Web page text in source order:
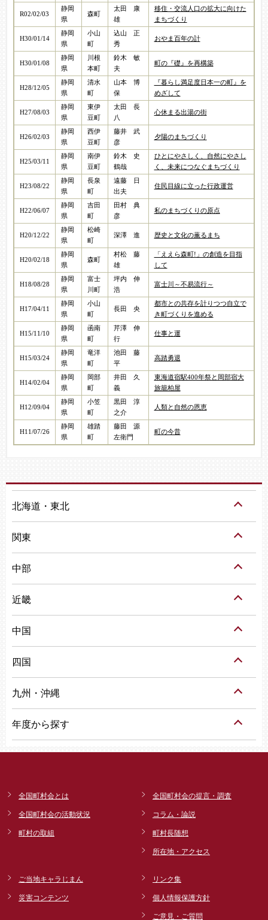
R02/02/03
静岡
県
森町
太田 康
雄​
移住・交流人口の拡大に向けた
まちづくり​
H30/01/14
静岡
県
小山
町
込山 正
秀
おやま百年の計
H30/01/08
静岡
県
川根
本町
鈴木 敏
夫
町の『礎』を再構築
H28/12/05
静岡
県
清水
町
山本 博
保
『暮らし満足度日本一の町』を
めざして
H27/08/03
静岡
県
東伊
豆町
太田 長
八
心休まる出湯の街
H26/02/03
静岡
県
西伊
豆町
藤井 武
彦
夕陽のまちづくり
H25/03/11
静岡
県
南伊
豆町
鈴木 史
鶴哉
ひとにやさしく、自然にやさし
く、未来につなぐまちづくり
H23/08/22
静岡
県
長泉
町
遠藤 日
出夫
住民目線に立った行政運営
H22/06/07
静岡
県
吉田
町
田村 典
彦
私のまちづくりの原点
H20/12/22
静岡
県
松崎
町
深澤 進 歴史と文化の薫るまち
H20/02/18
静岡
県
森町
村松 藤
雄
「ええら森町!」の創造を目指
して
H18/08/28
静岡
県
富士
川町
坪内 伸
浩
富士川～不易流行～
H17/04/11
静岡
県
小山
町
長田 央
都市との共存を計りつつ自立で
き町づくりを進める
H15/11/10
静岡
県
函南
町
芹澤 伸
行
仕事と運
H15/03/24
静岡
県
竜洋
町
池田 藤
平
高踏勇退
H14/02/04
静岡
県
岡部
町
井田 久
義
東海道宿駅400年祭と岡部宿大
旅籠柏屋
H12/09/04
静岡
県
小笠
町
黒田 淳
之介
人類と自然の恩恵
H11/07/26
静岡
県
雄踏
町
藤田 源
左衛門
町の今昔
北海道・東北
関東
中部
近畿
中国
四国
九州・沖縄
年度から探す
全国町村会とは
全国町村会の活動状況
町村の取組
全国町村会の提言・調査
コラム・論説
町村長随想
所在地・アクセス
ご当地キャラじまん
災害コンテンツ
リンク集
個人情報保護方針
ご意見・ご質問